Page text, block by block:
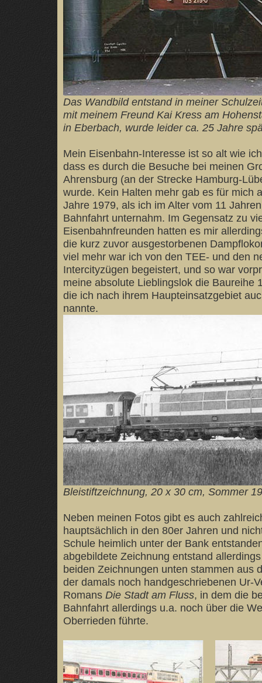
Das Wandbild entstand in meiner
mit meinem Freund Kai Kress am
in Eberbach, wurde leider ca. 25 Jahre
Mein Eisenbahn-Interesse ist so alt wie
dass es durch die Besuche bei meinen
Ahrensburg (an der Strecke Hamburg-
wurde. Kein Halten mehr gab es für mich
Jahre 1979, als ich im Alter vom 11
Bahnfahrt unternahm. Im Gegensatz zu
Eisenbahnfreunden hatten es mir
die kurz zuvor ausgestorbenen
viel mehr war ich von den TEE- und den
Intercityzügen begeistert, und so war
meine absolute Lieblingslok die Baureihe
die ich nach ihrem Haupteinsatzgebiet
nannte.
Bleistiftzeichnung, 20 x 30 cm, Sommer
Neben meinen Fotos gibt es auch
hauptsächlich in den 80er Jahren und
Schule heimlich unter der Bank
abgebildete Zeichnung entstand
beiden Zeichnungen unten stammen aus
der damals noch handgeschriebenen Ur-
Romans Die Stadt am Fluss, in dem die
Bahnfahrt allerdings u.a. noch über die
Oberrieden führte.